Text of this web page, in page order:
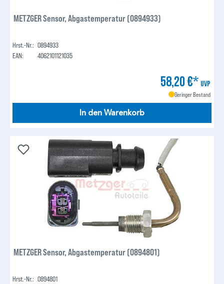
METZGER Sensor, Abgastemperatur (0894933)
Hrst.-Nr.: 0894933
EAN:
4062101121035
58,20 €* UVP
Geringer Bestand
In den Warenkorb
METZGER Sensor, Abgastemperatur (0894801)
Hrst.-Nr.: 0894801